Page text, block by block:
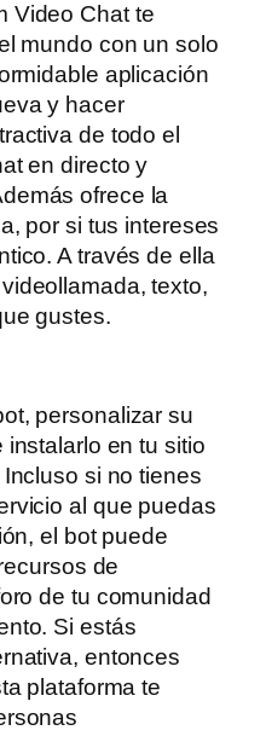
Video Chat te
mundo con un solo
aplicación
y hacer
de todo el
en directo y
ofrece la
por si tus intereses
A través de ella
texto,
gustes.
personalizar su
instalarlo en tu sitio
si no tienes
al que puedas
el bot puede
de
de tu comunidad
Si estás
entonces
plataforma te